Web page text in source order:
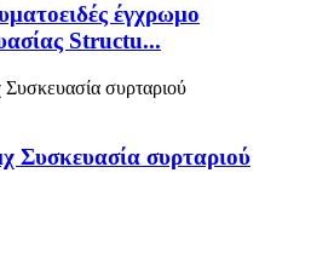
έγχρωμο
Structu...
Συσκευασία συρταριού